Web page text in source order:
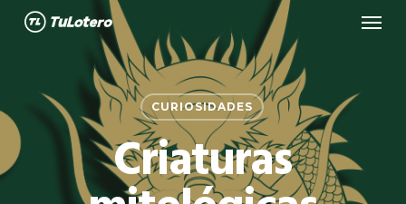
Skip
content
Menu
CURIOSIDADES
Criaturas